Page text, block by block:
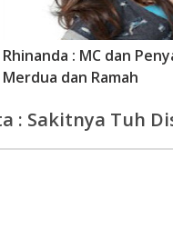
Rhinanda : MC dan
Merdua dan Ramah
: Sakitnya Tuh